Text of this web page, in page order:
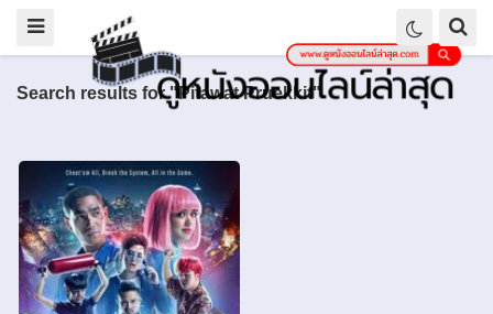
Search results for "Pitawat Pruekkit"